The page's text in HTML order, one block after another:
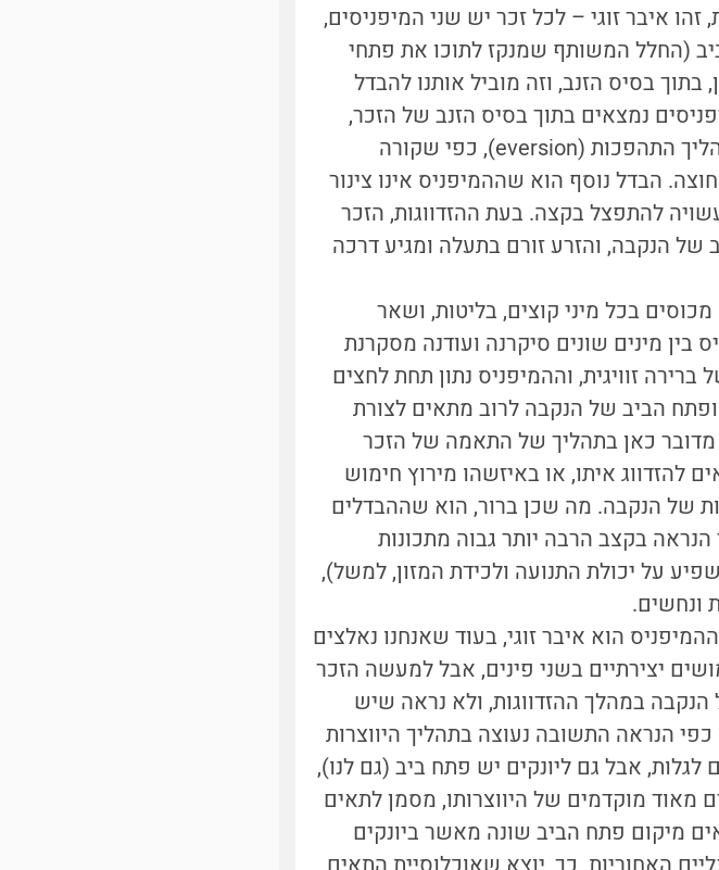
איבר זוגי – לכל זכר יש שני המיפניסים,
(החלל המשותף שמנקז לתוכו את פתחי
בסיס הזנב, וזה מוביל אותנו להבדל
נמצאים בתוך בסיס הזנב של הזכר,
ובעת ההזדווגות, ההמיפניסים נשלפים החוצה בתהליך התהפכות (eversion), כפי שקורה
הבדל נוסף הוא שההמיפניס אינו צינור
להתפצל בקצה. בעת ההזדווגות, הזכר
הנקבה, והזרע זורם בתעלה ומגיע דרכה
בכל מיני קוצים, בליטות, ושאר
בין מינים שונים סיקרנה ועודנה מסקרנת
זוויגית, וההמיפניס נתון תחת לחצים
הביב של הנקבה לרוב מתאים לצורת
מדובר כאן בתהליך של התאמה של הזכר
להזדווג איתו, או באיזשהו מירוץ חימוש
של הנקבה. מה שכן ברור, הוא שההבדלים
בקצב הרבה יותר גבוה מתכונות
על יכולת התנועה ולכידת המזון, למשל),
ונחשים.
הוא איבר זוגי, בעוד שאנחנו נאלצים
יצירתיים בשני פינים, אבל למעשה הזכר
במהלך ההזדווגות, ולא נראה שיש
כפי הנראה התשובה נעוצה בתהליך היווצרות
אבל גם ליונקים יש פתח ביב (גם לנו),
מוקדמים של היווצרותו, מסמן לתאים
מיקום פתח הביב שונה מאשר ביונקים